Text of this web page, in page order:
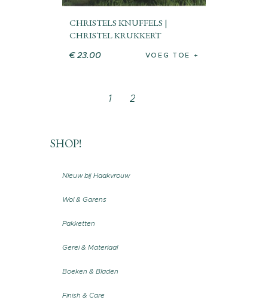
CHRISTELS KNUFFELS |
CHRISTEL KRUKKERT
€ 23.00 VOEG TOE
1 2
SHOP!
Nieuw bij Haakvrouw
Wol & Garens
Pakketten
Gerei & Materiaal
Boeken & Bladen
Finish & Care